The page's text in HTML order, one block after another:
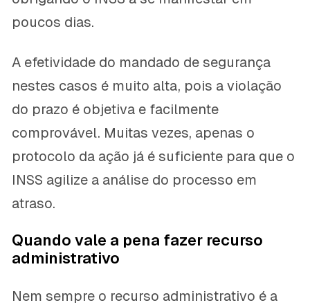
poucos dias.
A efetividade do mandado de segurança
nestes casos é muito alta, pois a violação
do prazo é objetiva e facilmente
comprovável. Muitas vezes, apenas o
protocolo da ação já é suficiente para que o
INSS agilize a análise do processo em
atraso.
Quando vale a pena fazer recurso
administrativo
Nem sempre o recurso administrativo é a